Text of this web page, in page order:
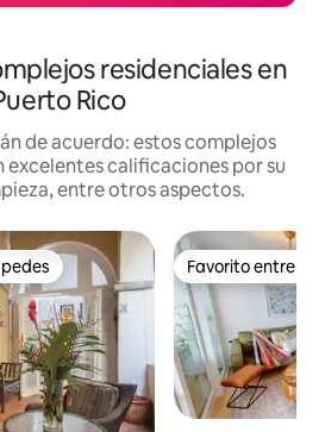
residenciales en
Rico
de acuerdo: estos complejos
excelentes calificaciones por su
entre otros aspectos.
entre huéspedes Favorito entre
Favorito entre